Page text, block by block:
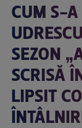
CUM S-A
SEZON
SCRISĂ
LIPSIT